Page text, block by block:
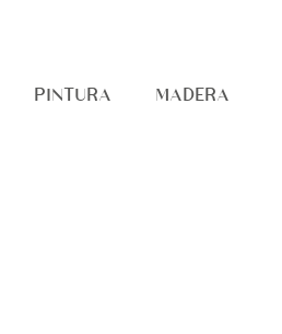
PINTURA MADERA